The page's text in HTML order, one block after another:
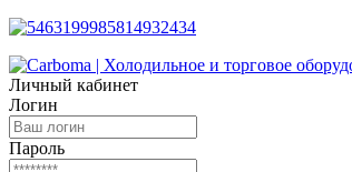
Личный кабинет
Логин
Пароль